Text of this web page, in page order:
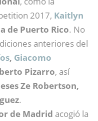
2017, Kaitlyn
de Puerto Rico. No
anteriores del
, Giacomo
Pizarro, así
Ze Robertson,
.
de Madrid acogió la